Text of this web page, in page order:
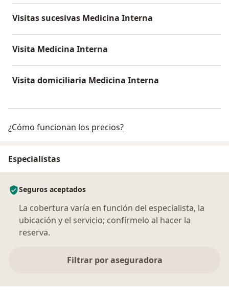
Visitas sucesivas Medicina Interna
Visita Medicina Interna
Visita domiciliaria Medicina Interna
¿Cómo funcionan los precios?
Especialistas
Seguros aceptados
La cobertura varía en función del especialista, la
ubicación y el servicio; confírmelo al hacer la
reserva.
Filtrar por aseguradora